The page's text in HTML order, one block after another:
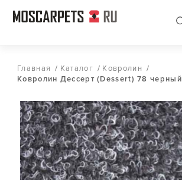
Главная / Каталог / Ковролин /
Ковролин Дессерт (Dessert) 78 черный